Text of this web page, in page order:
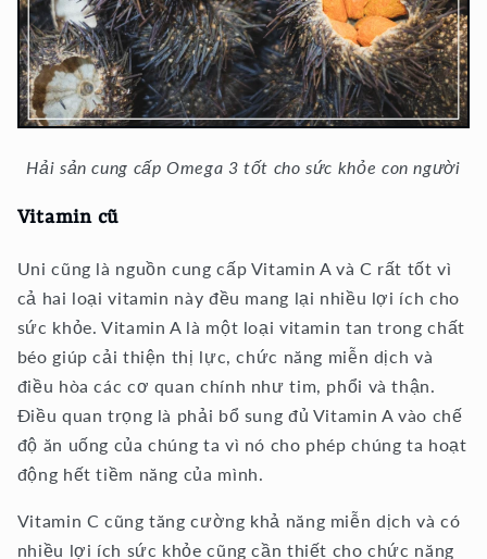
Hải sản cung cấp Omega 3 tốt cho sức khỏe con người
Vitamin cũ
Uni cũng là nguồn cung cấp Vitamin A và C rất tốt vì
cả hai loại vitamin này đều mang lại nhiều lợi ích cho
sức khỏe. Vitamin A là một loại vitamin tan trong chất
béo giúp cải thiện thị lực, chức năng miễn dịch và
điều hòa các cơ quan chính như tim, phổi và thận.
Điều quan trọng là phải bổ sung đủ Vitamin A vào chế
độ ăn uống của chúng ta vì nó cho phép chúng ta hoạt
động hết tiềm năng của mình.
Vitamin C cũng tăng cường khả năng miễn dịch và có
nhiều lợi ích sức khỏe cũng cần thiết cho chức năng